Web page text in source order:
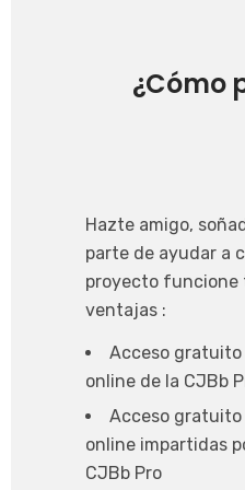
¿Cómo
Hazte amigo,
parte de ayudar a
proyecto funcione
ventajas :
Acceso
online de la CJBb
Acceso gratuito
online impartidas
CJBb Pro